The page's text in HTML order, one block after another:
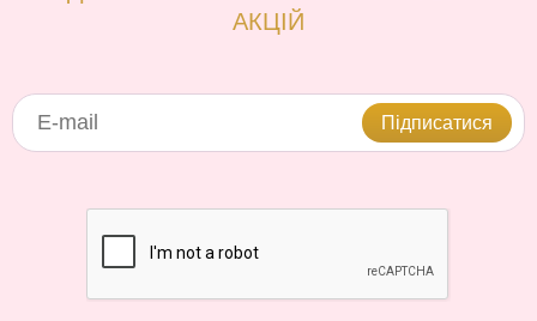
АКЦІЙ
Підписатися